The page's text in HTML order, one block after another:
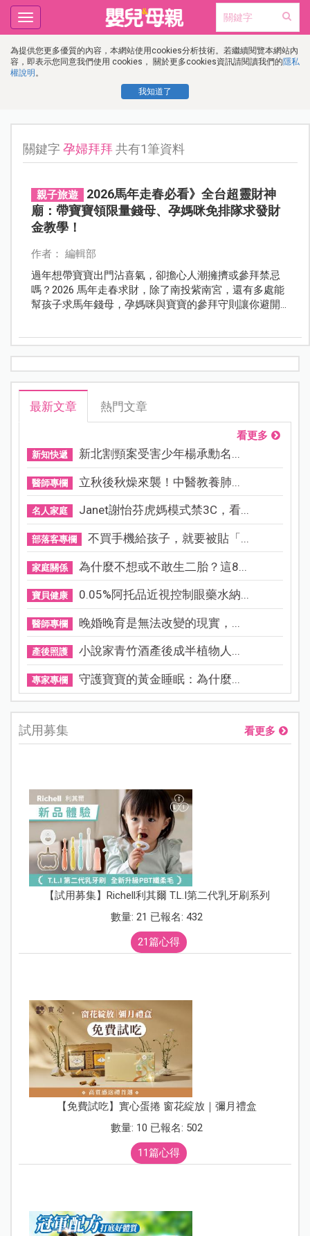
為提供您更多優質的內容，本網站使用cookies分析技術。若繼續閱覽本網站內
容，即表示您同意我們使用 cookies， 關於更多cookies資訊請閱讀我們的隱私
權說明 。
我知道了
Toggle
navigation
關鍵字孕婦拜拜共有1筆資料
親子旅遊
2026馬年走春必看》全台超靈財神
廟：帶寶寶領限量錢母、孕媽咪免排隊求發財
金教學！
作者： 編輯部
過年想帶寶寶出門沾喜氣，卻擔心人潮擁擠或參拜禁忌
嗎？2026 馬年走春求財，除了南投紫南宮，還有多處能
幫孩子求馬年錢母，孕媽咪與寶寶的參拜守則讓你避開
最新文章 熱門文章
看更多
新知快遞 新北割頸案受害少年楊承勳名...
醫師專欄 立秋後秋燥來襲！中醫教養肺...
名人家庭 Janet謝怡芬虎媽模式禁3C，看...
部落客專欄 不買手機給孩子，就要被貼「...
家庭關係 為什麼不想或不敢生二胎？這8...
寶貝健康 0.05%阿托品近視控制眼藥水納...
醫師專欄 晚婚晚育是無法改變的現實，...
產後照護 小說家青竹酒產後成半植物人...
專家專欄 守護寶寶的黃金睡眠：為什麼...
試用募集 看更多
【試用募集】Richell利其爾 T.L.I第二代乳牙刷系列
數量: 21 已報名: 432
21篇心得
【免費試吃】實心蛋捲 窗花綻放｜彌月禮盒
數量: 10 已報名: 502
11篇心得